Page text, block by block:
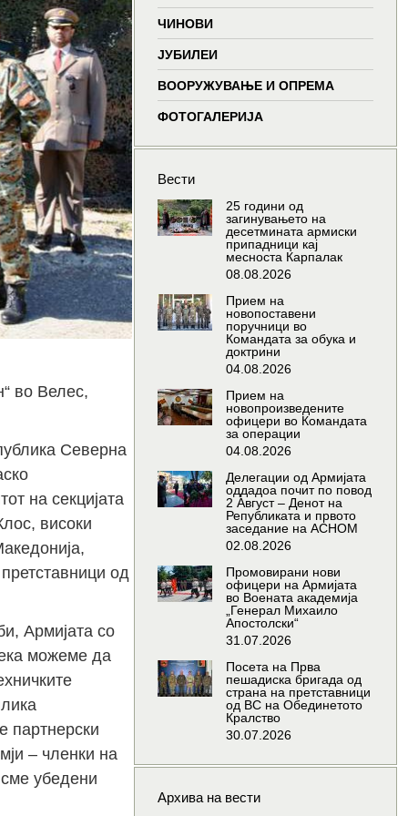
windowwindowwindow
во Велес,
Северна
на секцијата
високи
од
Армијата со
можеме да
партнерски
– членки на
убедени
ЧИНОВИ
ЈУБИЛЕИ
ВООРУЖУВАЊЕ И ОПРЕМА
ФОТОГАЛЕРИЈА
Вести
25 години од
загинувањето на
десетмината армиски
припадници кај
месноста Карпалак
08.08.2026
Прием на
новопоставени
поручници во
Командата за обука и
доктрини
04.08.2026
Прием на
новопроизведените
офицери во Командата
за операции
04.08.2026
Делегации од Армијата
оддадоа почит по повод
2 Август – Денот на
Републиката и првото
заседание на АСНОМ
02.08.2026
Промовирани нови
офицери на Армијата
во Воената академија
„Генерал Михаило
Апостолски“
31.07.2026
Посета на Прва
пешадиска бригада од
страна на претставници
од ВС на Обединетото
Кралство
30.07.2026
Архива на вести